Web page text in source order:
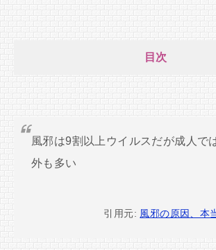
目次
風邪は9割以上ウイルスだが成人で
外も多い
引用元: 風邪の原因、本